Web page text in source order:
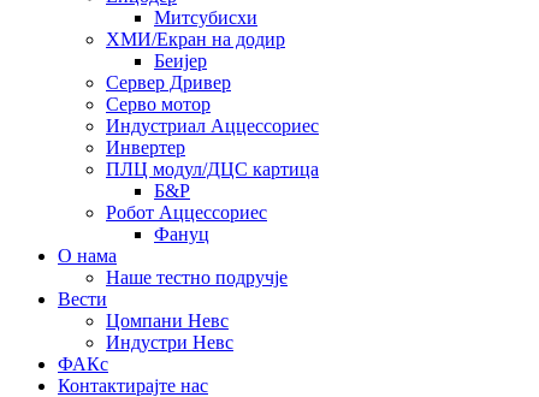
Митсубисхи
ХМИ/Екран на додир
Беијер
Сервер Дривер
Серво мотор
Индустриал Аццессориес
Инвертер
ПЛЦ модул/ДЦС картица
Б&Р
Робот Аццессориес
Фануц
О нама
Наше тестно подручје
Вести
Цомпани Невс
Индустри Невс
ФАКс
Контактирајте нас